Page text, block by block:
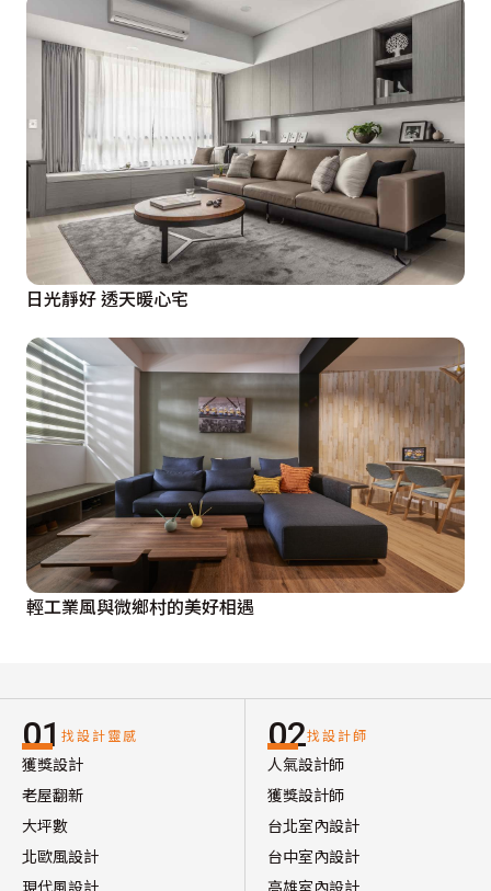
日光靜好 透天暖心宅
輕工業風與微鄉村的美好相遇
01 找設計靈感
獲獎設計
老屋翻新
大坪數
北歐風設計
02找設計師
人氣設計師
獲獎設計師
台北室內設計
台中室內設計